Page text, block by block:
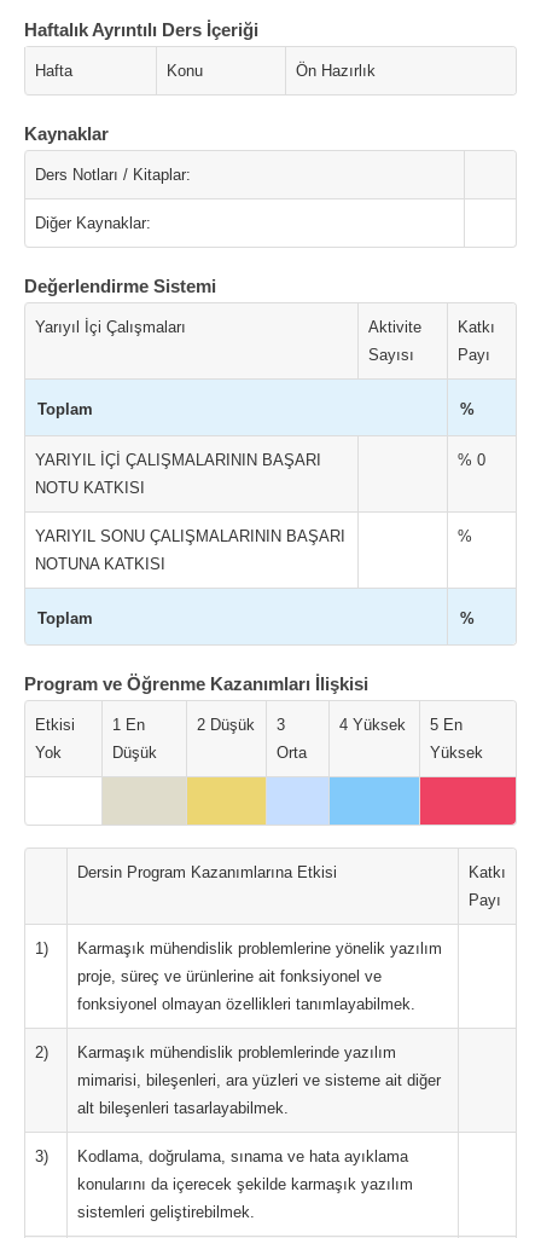
Haftalık Ayrıntılı Ders İçeriği
Hafta Konu Ön Hazırlık
Kaynaklar
Ders Notları / Kitaplar:
Diğer Kaynaklar:
Değerlendirme Sistemi
Yarıyıl İçi Çalışmaları
Aktivite
Sayısı
Katkı
Payı
Toplam %
YARIYIL İÇİ ÇALIŞMALARININ BAŞARI
NOTU KATKISI
% 0
YARIYIL SONU ÇALIŞMALARININ BAŞARI
NOTUNA KATKISI
%
Toplam %
Program ve Öğrenme Kazanımları İlişkisi
Etkisi
Yok
1 En
Düşük
2 Düşük
3
Orta
4 Yüksek
5 En
Yüksek
Dersin Program Kazanımlarına Etkisi
Katkı
Payı
1)
Karmaşık mühendislik problemlerine yönelik yazılım
proje, süreç ve ürünlerine ait fonksiyonel ve
fonksiyonel olmayan özellikleri tanımlayabilmek.
2)
Karmaşık mühendislik problemlerinde yazılım
mimarisi, bileşenleri, ara yüzleri ve sisteme ait diğer
alt bileşenleri tasarlayabilmek.
3)
Kodlama, doğrulama, sınama ve hata ayıklama
konularını da içerecek şekilde karmaşık yazılım
sistemleri geliştirebilmek.